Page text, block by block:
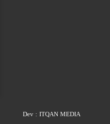
Dev : ITQAN MEDIA